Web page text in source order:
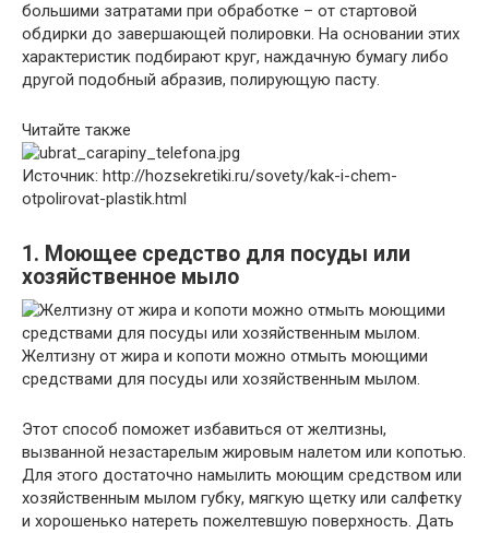
большими затратами при обработке – от стартовой
обдирки до завершающей полировки. На основании этих
характеристик подбирают круг, наждачную бумагу либо
другой подобный абразив, полирующую пасту.
Читайте также
Источник: http://hozsekretiki.ru/sovety/kak-i-chem-
otpolirovat-plastik.html
1. Моющее средство для посуды или
хозяйственное мыло
Желтизну от жира и копоти можно отмыть моющими
средствами для посуды или хозяйственным мылом.
Этот способ поможет избавиться от желтизны,
вызванной незастарелым жировым налетом или копотью.
Для этого достаточно намылить моющим средством или
хозяйственным мылом губку, мягкую щетку или салфетку
и хорошенько натереть пожелтевшую поверхность. Дать